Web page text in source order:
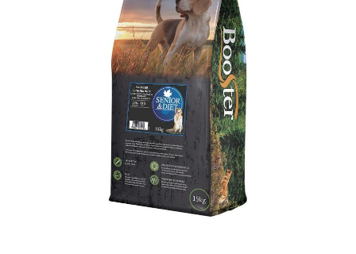
Tietosuojaseloste